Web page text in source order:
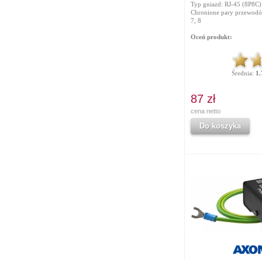
Typ gniazd: RJ-45 (8P8C)
Chronione pary
7, 8
Oceń produkt:
Średnia:
87 zł
cena netto
Do koszyka